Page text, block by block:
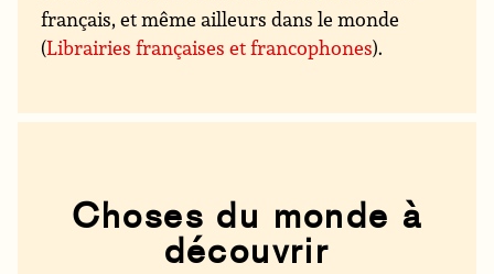
français, et même ailleurs dans le monde
(Librairies françaises et francophones).
Choses du monde à
découvrir